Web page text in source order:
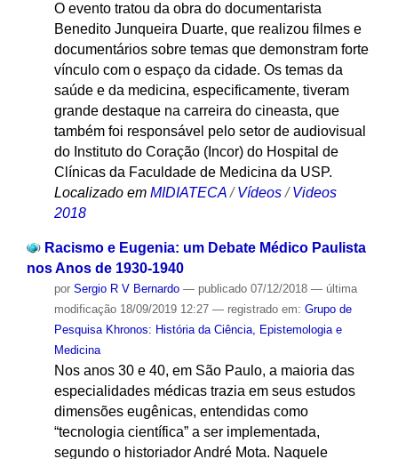
O evento tratou da obra do documentarista
Benedito Junqueira Duarte, que realizou filmes e
documentários sobre temas que demonstram forte
vínculo com o espaço da cidade. Os temas da
saúde e da medicina, especificamente, tiveram
grande destaque na carreira do cineasta, que
também foi responsável pelo setor de audiovisual
do Instituto do Coração (Incor) do Hospital de
Clínicas da Faculdade de Medicina da USP.
Localizado em MIDIATECA /Vídeos /Videos
2018
Racismo e Eugenia: um Debate Médico Paulista
nos Anos de 1930-1940
por Sergio R V Bernardo — publicado07/12/2018 — última
modificação18/09/2019 12:27 — registrado em: Grupo de
Pesquisa Khronos: História da Ciência, Epistemologia e
Medicina
Nos anos 30 e 40, em São Paulo, a maioria das
especialidades médicas trazia em seus estudos
dimensões eugênicas, entendidas como
“tecnologia científica” a ser implementada,
segundo o historiador André Mota. Naquele